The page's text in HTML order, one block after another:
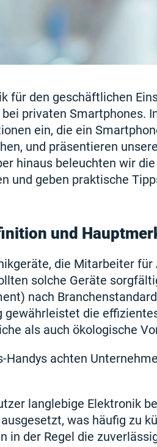
für den geschäftlichen
privaten Smartphones.
ein, die ein
und präsentieren
hinaus beleuchten wir
und geben praktische
und
die Mitarbeiter
solche Geräte
nach
die
als auch ökologische
Handys achten
langlebige Elektronik
was häufig zu
in der Regel die